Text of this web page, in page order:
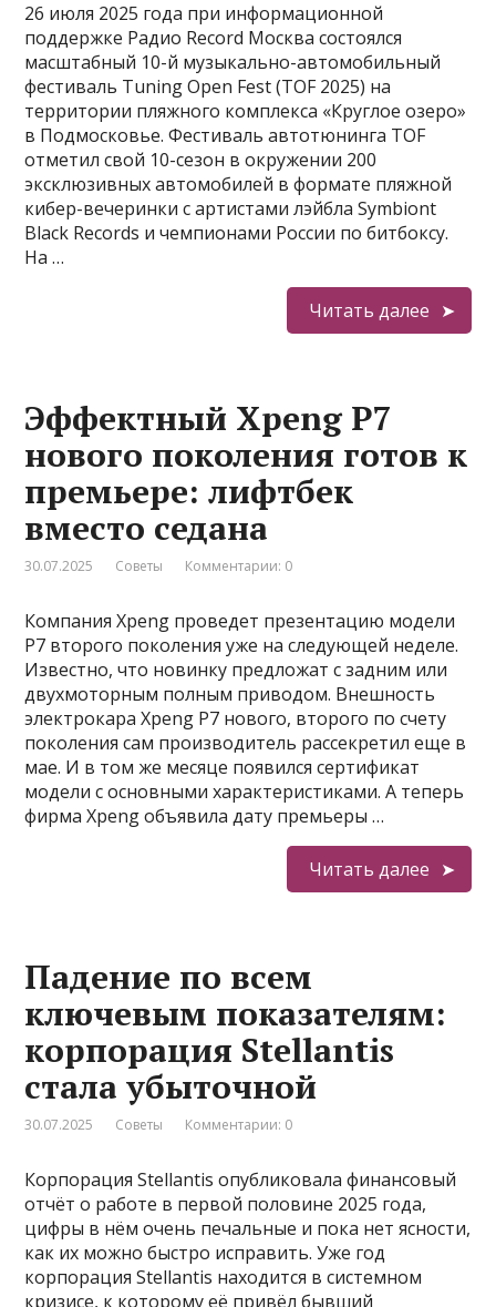
26 июля 2025 года при информационной
поддержке Радио Record Москва состоялся
масштабный 10-й музыкально-автомобильный
фестиваль Tuning Open Fest (TOF 2025) на
территории пляжного комплекса «Круглое озеро»
в Подмосковье. Фестиваль автотюнинга TOF
отметил свой 10-сезон в окружении 200
эксклюзивных автомобилей в формате пляжной
кибер-вечеринки с артистами лэйбла Symbiont
Black Records и чемпионами России по битбоксу.
На …
Читать далее
Эффектный Xpeng P7
нового поколения готов к
премьере: лифтбек
вместо седана
30.07.2025 Советы Комментарии: 0
Компания Xpeng проведет презентацию модели
P7 второго поколения уже на следующей неделе.
Известно, что новинку предложат с задним или
двухмоторным полным приводом. Внешность
электрокара Xpeng P7 нового, второго по счету
поколения сам производитель рассекретил еще в
мае. И в том же месяце появился сертификат
модели с основными характеристиками. А теперь
фирма Xpeng объявила дату премьеры …
Читать далее
Падение по всем
ключевым показателям:
корпорация Stellantis
стала убыточной
30.07.2025 Советы Комментарии: 0
Корпорация Stellantis опубликовала финансовый
отчёт о работе в первой половине 2025 года,
цифры в нём очень печальные и пока нет ясности,
как их можно быстро исправить. Уже год
корпорация Stellantis находится в системном
кризисе, к которому её привёл бывший